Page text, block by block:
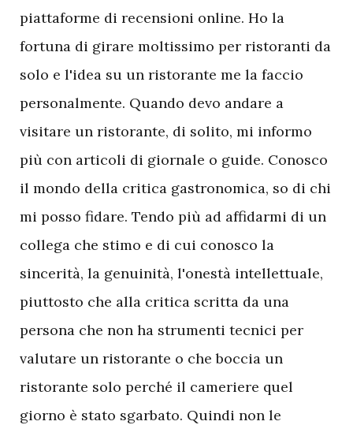
piattaforme di recensioni online. Ho la
fortuna di girare moltissimo per ristoranti da
solo e l'idea su un ristorante me la faccio
personalmente. Quando devo andare a
visitare un ristorante, di solito, mi informo
più con articoli di giornale o guide. Conosco
il mondo della critica gastronomica, so di chi
mi posso fidare. Tendo più ad affidarmi di un
collega che stimo e di cui conosco la
sincerità, la genuinità, l'onestà intellettuale,
piuttosto che alla critica scritta da una
persona che non ha strumenti tecnici per
valutare un ristorante o che boccia un
ristorante solo perché il cameriere quel
giorno è stato sgarbato. Quindi non le